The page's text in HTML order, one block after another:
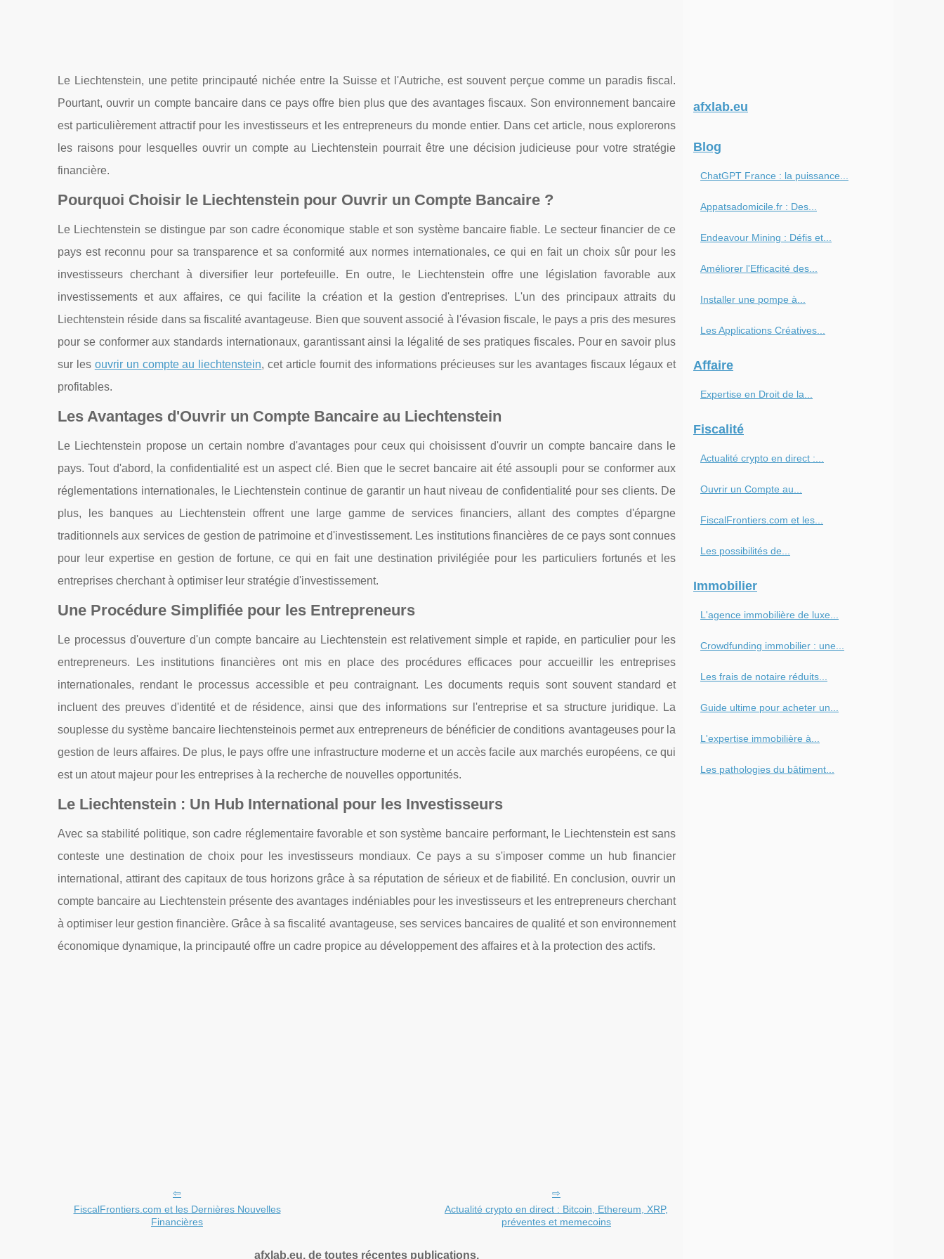
Le Liechtenstein, une petite principauté nichée entre la Suisse et l'Autriche, est souvent perçue comme un paradis fiscal.
Pourtant, ouvrir un compte bancaire dans ce pays offre bien plus que des avantages fiscaux. Son environnement bancaire
est particulièrement attractif pour les investisseurs et les entrepreneurs du monde entier. Dans cet article, nous explorerons
les raisons pour lesquelles ouvrir un compte au Liechtenstein pourrait être une décision judicieuse pour votre stratégie
financière.
Pourquoi Choisir le Liechtenstein pour Ouvrir un Compte Bancaire ?
Le Liechtenstein se distingue par son cadre économique stable et son système bancaire fiable. Le secteur financier de ce
pays est reconnu pour sa transparence et sa conformité aux normes internationales, ce qui en fait un choix sûr pour les
investisseurs cherchant à diversifier leur portefeuille. En outre, le Liechtenstein offre une législation favorable aux
investissements et aux affaires, ce qui facilite la création et la gestion d'entreprises. L'un des principaux attraits du
Liechtenstein réside dans sa fiscalité avantageuse. Bien que souvent associé à l'évasion fiscale, le pays a pris des mesures
pour se conformer aux standards internationaux, garantissant ainsi la légalité de ses pratiques fiscales. Pour en savoir plus
sur les ouvrir un compte au liechtenstein, cet article fournit des informations précieuses sur les avantages fiscaux légaux et
profitables.
Les Avantages d'Ouvrir un Compte Bancaire au Liechtenstein
Le Liechtenstein propose un certain nombre d'avantages pour ceux qui choisissent d'ouvrir un compte bancaire dans le
pays. Tout d'abord, la confidentialité est un aspect clé. Bien que le secret bancaire ait été assoupli pour se conformer aux
réglementations internationales, le Liechtenstein continue de garantir un haut niveau de confidentialité pour ses clients. De
plus, les banques au Liechtenstein offrent une large gamme de services financiers, allant des comptes d'épargne
traditionnels aux services de gestion de patrimoine et d'investissement. Les institutions financières de ce pays sont connues
pour leur expertise en gestion de fortune, ce qui en fait une destination privilégiée pour les particuliers fortunés et les
entreprises cherchant à optimiser leur stratégie d'investissement.
Une Procédure Simplifiée pour les Entrepreneurs
Le processus d'ouverture d'un compte bancaire au Liechtenstein est relativement simple et rapide, en particulier pour les
entrepreneurs. Les institutions financières ont mis en place des procédures efficaces pour accueillir les entreprises
internationales, rendant le processus accessible et peu contraignant. Les documents requis sont souvent standard et
incluent des preuves d'identité et de résidence, ainsi que des informations sur l'entreprise et sa structure juridique. La
souplesse du système bancaire liechtensteinois permet aux entrepreneurs de bénéficier de conditions avantageuses pour la
gestion de leurs affaires. De plus, le pays offre une infrastructure moderne et un accès facile aux marchés européens, ce qui
est un atout majeur pour les entreprises à la recherche de nouvelles opportunités.
Le Liechtenstein : Un Hub International pour les Investisseurs
Avec sa stabilité politique, son cadre réglementaire favorable et son système bancaire performant, le Liechtenstein est sans
conteste une destination de choix pour les investisseurs mondiaux. Ce pays a su s'imposer comme un hub financier
international, attirant des capitaux de tous horizons grâce à sa réputation de sérieux et de fiabilité. En conclusion, ouvrir un
compte bancaire au Liechtenstein présente des avantages indéniables pour les investisseurs et les entrepreneurs cherchant
à optimiser leur gestion financière. Grâce à sa fiscalité avantageuse, ses services bancaires de qualité et son environnement
économique dynamique, la principauté offre un cadre propice au développement des affaires et à la protection des actifs.
FiscalFrontiers.com et les Dernières Nouvelles
Financières
Actualité crypto en direct : Bitcoin, Ethereum, XRP,
préventes et memecoins
afxlab.eu, de toutes récentes publications.
afxlab.eu
Blog
ChatGPT France : la puissance...
Appatsadomicile.fr : Des...
Endeavour Mining : Défis et...
Améliorer l'Efficacité des...
Installer une pompe à...
Les Applications Créatives...
Affaire
Expertise en Droit de la...
Fiscalité
Actualité crypto en direct :...
Ouvrir un Compte au...
FiscalFrontiers.com et les...
Les possibilités de...
Immobilier
L'agence immobilière de luxe...
Crowdfunding immobilier : une...
Les frais de notaire réduits...
Guide ultime pour acheter un...
L'expertise immobilière à...
Les pathologies du bâtiment...